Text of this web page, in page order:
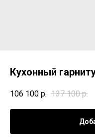
Кухонный
106 100 р. 137 100 р.